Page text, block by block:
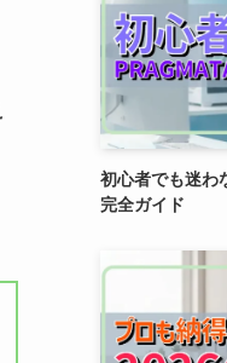
初心者でも迷わ
完全ガイド